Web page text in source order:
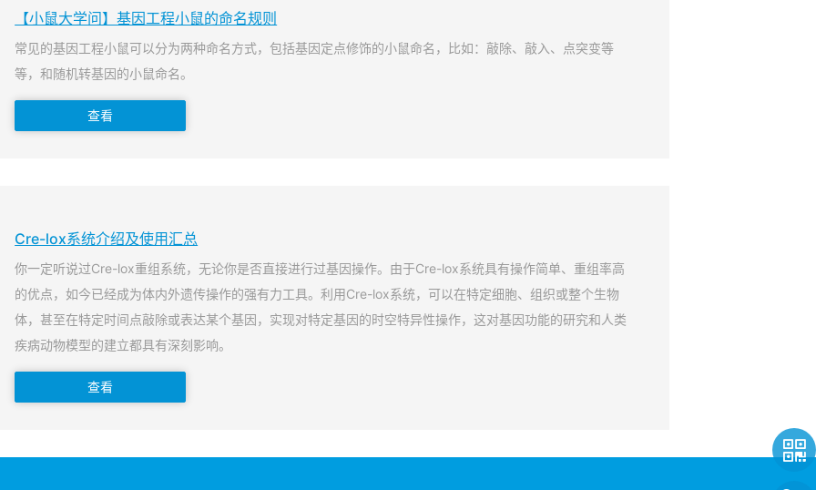
【小鼠大学问】基因工程小鼠的命名规则
常见的基因工程小鼠可以分为两种命名方式，包括基因定点修饰的小鼠命名，比如：敲除、敲入、点突变等
等，和随机转基因的小鼠命名。
查看
Cre-lox系统介绍及使用汇总
你一定听说过Cre-lox重组系统，无论你是否直接进行过基因操作。由于Cre-lox系统具有操作简单、重组率高
的优点，如今已经成为体内外遗传操作的强有力工具。利用Cre-lox系统，可以在特定细胞、组织或整个生物
体，甚至在特定时间点敲除或表达某个基因，实现对特定基因的时空特异性操作，这对基因功能的研究和人类
疾病动物模型的建立都具有深刻影响。
查看